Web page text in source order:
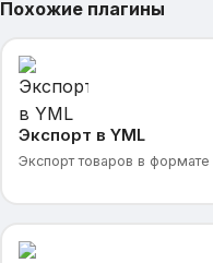
Похожие плагины
Экспорт в YML
Экспорт товаров в